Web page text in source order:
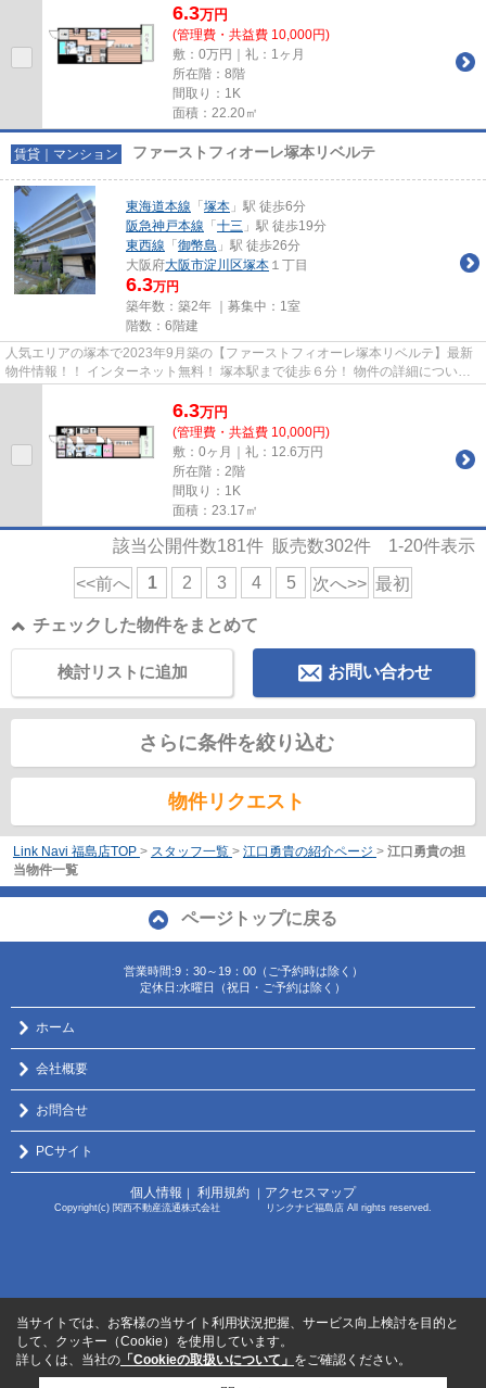
6.3万円
(管理費・共益費 10,000円)
敷：0万円｜礼：1ヶ月
所在階：8階
間取り：1K
面積：22.20㎡
賃貸｜マンション ファーストフィオーレ塚本リベルテ
東海道本線 「 塚本 」駅 徒歩6分
阪急神戸本線 「 十三 」駅 徒歩19分
東西線 「 御幣島 」駅 徒歩26分
大阪府大阪市淀川区塚本 １丁目
6.3万円
築年数：築2年 ｜募集中： 1室
階数：6階建
人気エリアの塚本で2023年9月築の【ファーストフィオーレ塚本リベルテ】最新
物件情報！！ インターネット無料！ 塚本駅まで徒歩６分！ 物件の詳細について
6.3万円
(管理費・共益費 10,000円)
敷：0ヶ月｜礼：12.6万円
所在階：2階
間取り：1K
面積：23.17㎡
該当公開件数181件 販売数302件 1-20件表示
<<前へ 1 2 3 4 5 次へ>> 最初
チェックした物件をまとめて
お問い合わせ
検討リストに追加
さらに条件を絞り込む
物件リクエスト
Link Navi 福島店TOP > スタッフ一覧 > 江口勇貴の紹介ページ > 江口勇貴の担
当物件一覧
ページトップに戻る
営業時間:9：30～19：00（ご予約時は除く）
定休日:水曜日（祝日・ご予約は除く）
ホーム
会社概要
お問合せ
PCサイト
個人情報 ｜ 利用規約 ｜ アクセスマップ
Copyright(c) 関西不動産流通株式会社 リンクナビ福島店 All rights reserved.
当サイトでは、お客様の当サイト利用状況把握、サービス向上検討を目的と
して、クッキー（Cookie）を使用しています。
詳しくは、当社の 「Cookieの取扱いについて」 をご確認ください。